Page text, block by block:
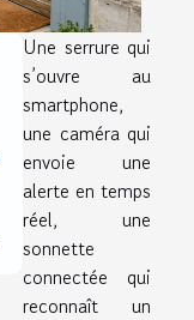
Une serrure qui
s’ouvre au
smartphone,
une caméra qui
envoie une
alerte en temps
réel, une
sonnette
connectée qui
reconnaît un